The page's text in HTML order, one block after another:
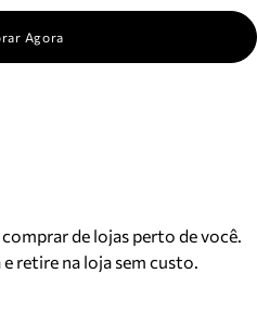
Agora
de lojas perto de você.
retire na loja sem custo.